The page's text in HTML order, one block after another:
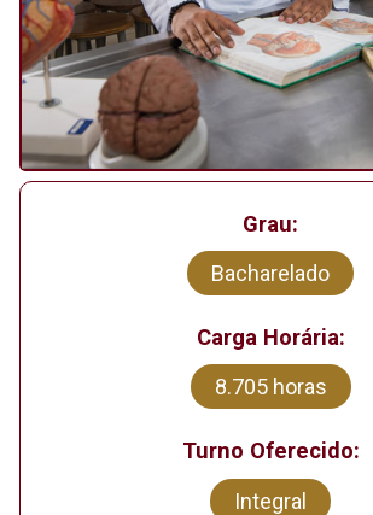
Grau:
Bacharelado
Carga Horária:
8.705 horas
Turno Oferecido:
Integral